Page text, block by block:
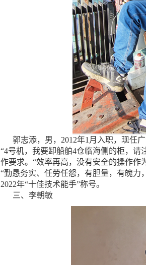
郭志添，男，2012年1月入职，现任广
“4号机，我要卸船舶4仓临海侧的柜，
作要求。“效率再高，没有安全的操作作
“勤恳务实、任劳任怨，有胆量，有魄力
2022年“十佳技术能手”称号。
三、李朝敏